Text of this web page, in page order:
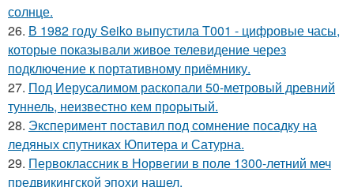
солнце.
26. В 1982 году Seiko выпустила T001 - цифровые часы,
которые показывали живое телевидение через
подключение к портативному приёмнику.
27. Под Иерусалимом раскопали 50-метровый древний
туннель, неизвестно кем прорытый.
28. Эксперимент поставил под сомнение посадку на
ледяных спутниках Юпитера и Сатурна.
29. Первоклассник в Норвегии в поле 1300-летний меч
предвикингской эпохи нашел.